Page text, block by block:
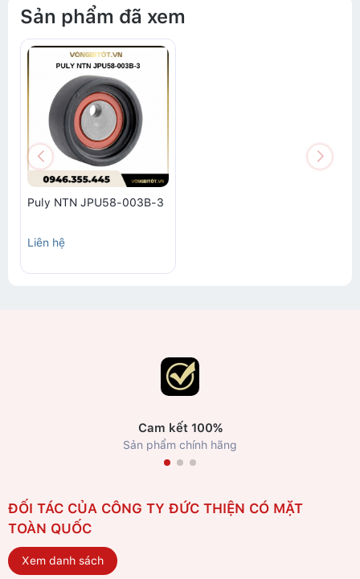
Sản phẩm đã xem
Puly NTN JPU58-003B-3
Liên hệ
Cam kết 100%
Sản phẩm chính hãng
ĐỐI TÁC CỦA CÔNG TY ĐỨC THIỆN CÓ MẶT
TOÀN QUỐC
Xem danh sách